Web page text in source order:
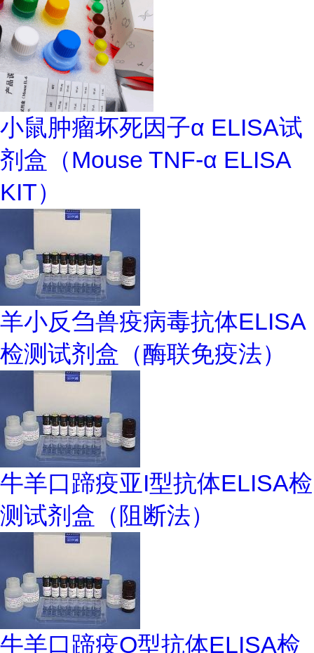
小鼠肿瘤坏死因子α ELISA试
剂盒（Mouse TNF-α ELISA
KIT）
羊小反刍兽疫病毒抗体ELISA
检测试剂盒（酶联免疫法）
牛羊口蹄疫亚I型抗体ELISA检
测试剂盒（阻断法）
牛羊口蹄疫O型抗体ELISA检